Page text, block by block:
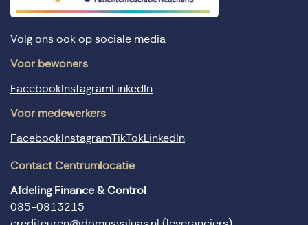
Volg ons ook op sociale media
Voor bewoners
Facebook Instagram LinkedIn
Voor medewerkers
Facebook InstagramTikTok LinkedIn
Contact Centrumlocatie
Afdeling Finance & Control
085-0813215